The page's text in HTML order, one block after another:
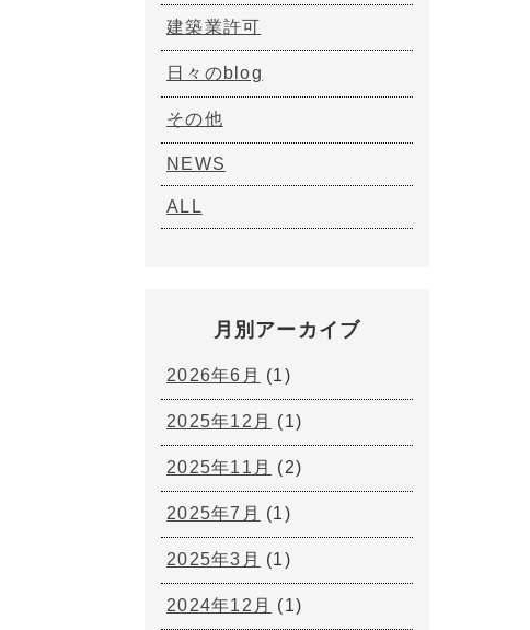
建築業許可
日々のblog
その他
NEWS
ALL
月別アーカイブ
2026年6月 (1)
2025年12月 (1)
2025年11月 (2)
2025年7月 (1)
2025年3月 (1)
2024年12月 (1)